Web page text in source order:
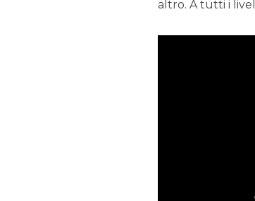
altro. A tutti i